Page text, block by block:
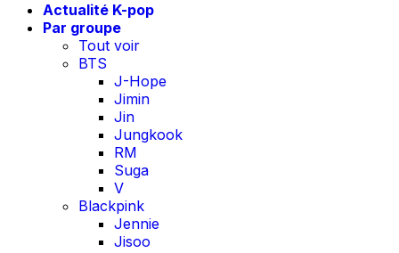
Actualité K-pop
Par groupe
Tout voir
BTS
J-Hope
Jimin
Jin
Jungkook
RM
Suga
V
Blackpink
Jennie
Jisoo